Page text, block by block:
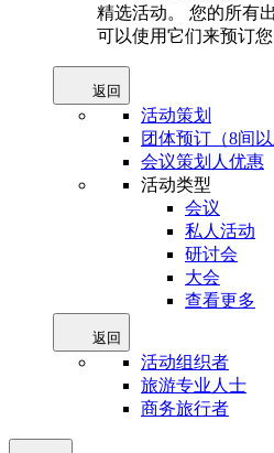
精选活动。 您的所有
可以使用它们来预订
返回
活动策划
团体预订（8间以
会议策划人优惠
活动类型
会议
私人活动
研讨会
大会
查看更多
返回
活动组织者
旅游专业人士
商务旅行者